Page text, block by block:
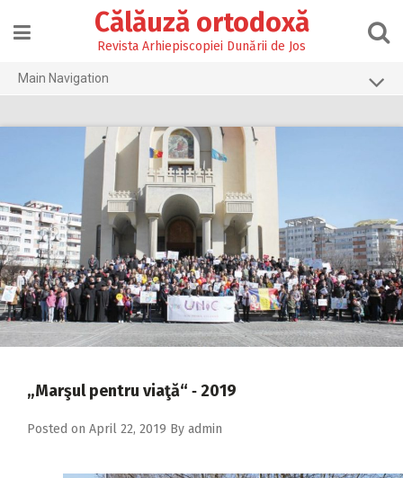
content
Călăuză ortodoxă
Revista Arhiepiscopiei Dunării de Jos
Main Navigation
2024
2023
2022
2021
2020
„Marşul pentru viaţă“ ‑ 2019
Posted on April 22, 2019 By admin